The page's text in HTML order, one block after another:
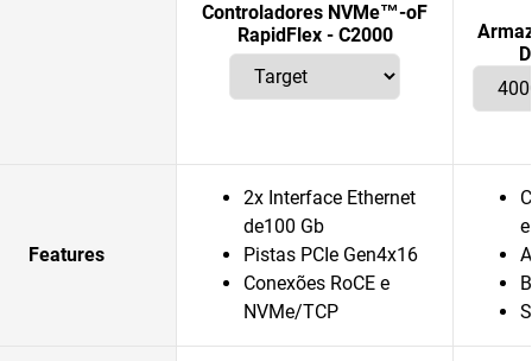
Controladores NVMe™-oF
RapidFlex - C2000
Features
2x Interface Ethernet
de100 Gb
Pistas PCIe Gen4x16
Conexões RoCE e
NVMe/TCP